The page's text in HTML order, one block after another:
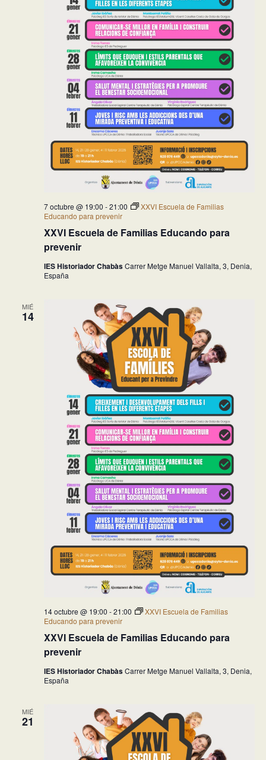
XXVI Escuela de Familias Educando para
prevenir
7 octubre @ 19:00 -21:00
XXVI Escuela de Familias
Educando para prevenir
IES Historiador ChabàsCarrer Metge Manuel Vallalta, 3, Denia,
España
MIÉ
14
XXVI Escuela de Familias Educando para
prevenir
14 octubre @ 19:00 -21:00
XXVI Escuela de Familias
Educando para prevenir
IES Historiador ChabàsCarrer Metge Manuel Vallalta, 3, Denia,
España
MIÉ
21